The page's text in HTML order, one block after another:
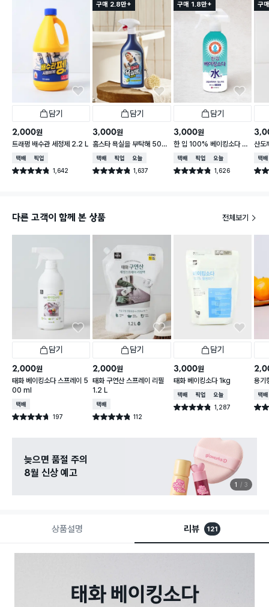
담기
2,000원
트래펑 배수관 세정제 2.2 L
택배배송매장픽업
별점 4.8점 1,642
건 작성
구매 2.8만+
담기
3,000원
홈스타 욕실을 부탁해 500
ml
택배배송매장픽업오늘배송
별점 4.8점 1,637
건 작성
구매 1.8만+
담기
3,000원
한 입 100% 베이킹소다 수
400ml
택배배송매장픽업오늘배송
별점 4.8점 1,626
건 작성
구
산도
0 ml
택배
별점
다른 고객이 함께 본 상품 전체보기
담기
2,000원
태화 베이킹소다 스프레이 5
00 ml
택배배송
별점 4.7점 197
건 작성
담기
2,000원
태화 구연산 스프레이 리필
1.2 L
택배배송
별점 4.8점 112
건 작성
담기
3,000원
태화 베이킹소다 1kg
택배배송매장픽업오늘배송
별점 4.8점 1,287
건 작성
용기
택배
별점
늦으면 품절 주의
8월 신상 예고
1 3
상품설명 리뷰 121